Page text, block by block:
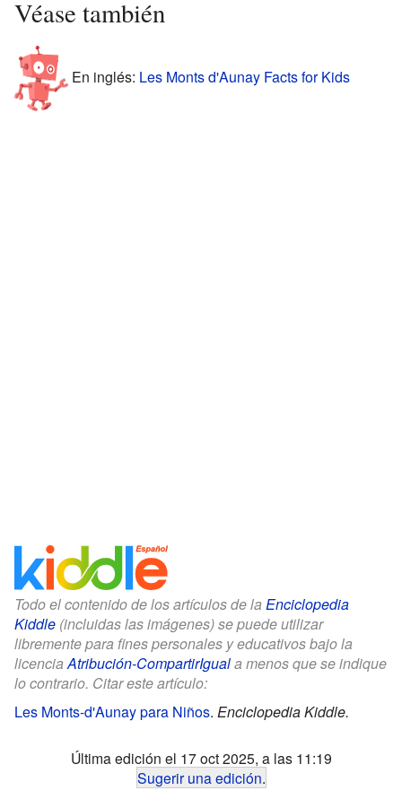
Véase también
En inglés: Les Monts d'Aunay Facts for Kids
Todo el contenido de los artículos de la Enciclopedia
Kiddle (incluidas las imágenes) se puede utilizar
libremente para fines personales y educativos bajo la
licenciaAtribución-CompartirIguala menos que se indique
lo contrario. Citar este artículo:
Les Monts-d'Aunay para Niños. Enciclopedia Kiddle.
Última edición el 17 oct 2025, a las 11:19
Sugerir una edición.